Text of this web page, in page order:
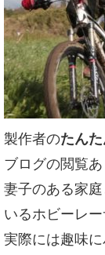
製作者のたん
ブログの閲覧
妻子のある家
いるホビーレー
実際には趣味